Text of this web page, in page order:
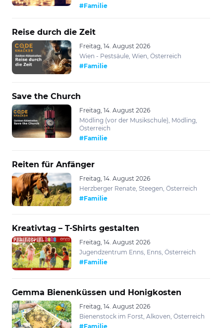
#Familie
Reise durch die Zeit
Freitag, 14. August 2026
Wien - Pestsäule, Wien, Österreich
#Familie
Save the Church
Freitag, 14. August 2026
Mödling (vor der Musikschule), Mödling,
Österreich
#Familie
Reiten für Anfänger
Freitag, 14. August 2026
Herzberger Renate, Steegen, Österreich
#Familie
Kreativtag – T-Shirts gestalten
Freitag, 14. August 2026
Jugendzentrum Enns, Enns, Österreich
#Familie
Gemma Bienenküssen und Honigkosten
Freitag, 14. August 2026
Bienenstock im Forst, Alkoven, Österreich
#Familie